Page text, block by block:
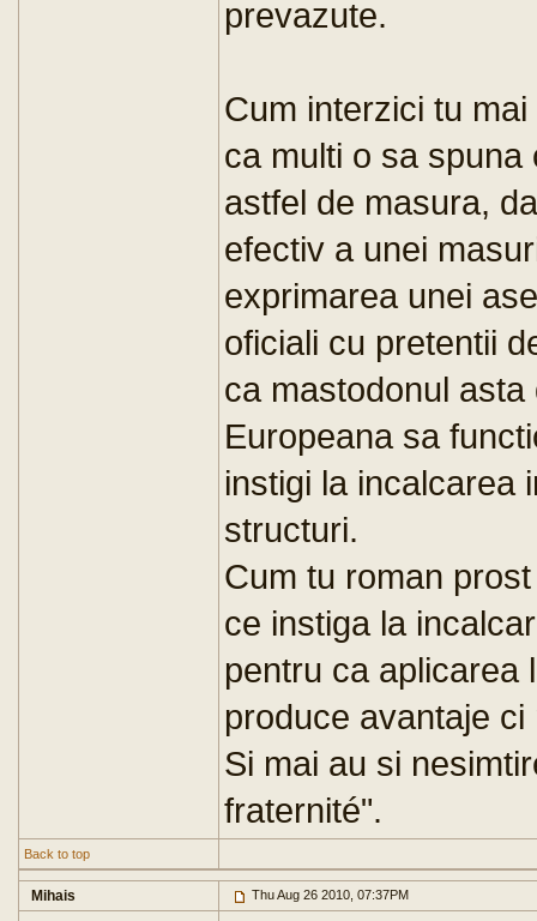
prevazute.
Cum interzici tu
ca multi o sa
astfel de masura,
efectiv a unei
exprimarea unei
oficiali cu pretentii
ca mastodonul
Europeana sa
instigi la incalcarea
structuri.
Cum tu roman
ce instiga la
pentru ca aplicarea
produce avantaje
Si mai au si
fraternité".
Back to top
Mihais Thu Aug 26 2010, 07:37PM